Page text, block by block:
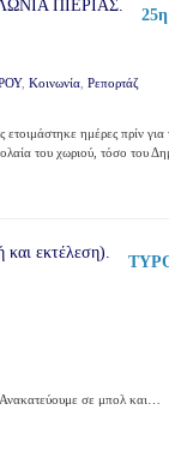
, Κοινωνία Ρεπορτάζ
ετοιμάστηκε ημέρες πρίν
του χωριού, τόσο του
σε μπολ και…